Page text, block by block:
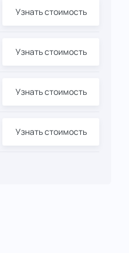
Узнать стоимость
Узнать стоимость
Узнать стоимость
Узнать стоимость